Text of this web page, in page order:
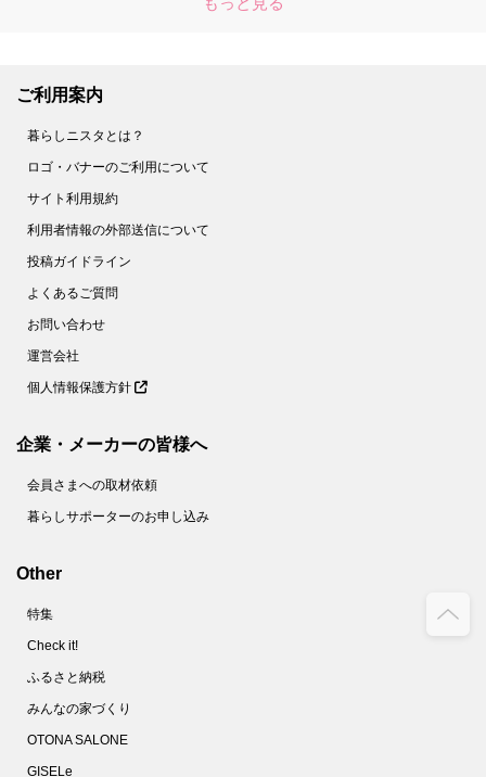
ご利用案内
暮らしニスタとは？
ロゴ・バナーのご利用について
サイト利用規約
利用者情報の外部送信について
投稿ガイドライン
よくあるご質問
お問い合わせ
運営会社
個人情報保護方針
企業・メーカーの皆様へ
会員さまへの取材依頼
暮らしサポーターのお申し込み
Other
特集
Check it!
ふるさと納税
みんなの家づくり
OTONA SALONE
GISELe